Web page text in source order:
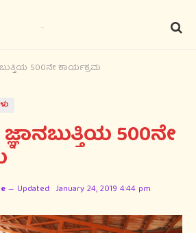
500ನೇ ಕಾರ್ಯಕ್ರಮ
500ನೇ
Updated: January 24, 2019 4:44 pm